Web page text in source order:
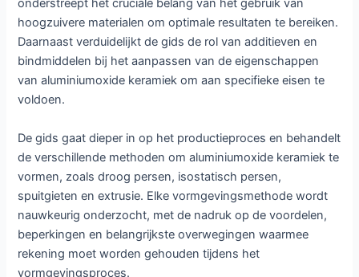
onderstreept het cruciale belang van het gebruik van
hoogzuivere materialen om optimale resultaten te bereiken.
Daarnaast verduidelĳkt de gids de rol van additieven en
bindmiddelen bĳ het aanpassen van de eigenschappen
van aluminiumoxide keramiek om aan specifieke eisen te
voldoen.
De gids gaat dieper in op het productieproces en behandelt
de verschillende methoden om aluminiumoxide keramiek te
vormen, zoals droog persen, isostatisch persen,
spuitgieten en extrusie. Elke vormgevingsmethode wordt
nauwkeurig onderzocht, met de nadruk op de voordelen,
beperkingen en belangrijkste overwegingen waarmee
rekening moet worden gehouden tijdens het
vormgevingsproces.